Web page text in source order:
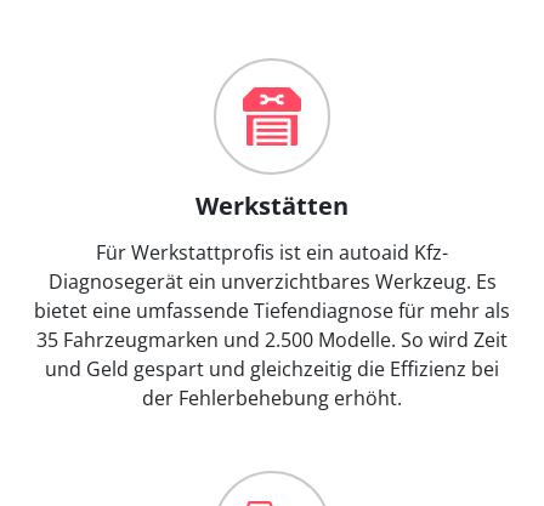
Werkstätten
Für Werkstattprofis ist ein autoaid Kfz-
Diagnosegerät ein unverzichtbares Werkzeug. Es
bietet eine umfassende Tiefendiagnose für mehr als
35 Fahrzeugmarken und 2.500 Modelle. So wird Zeit
und Geld gespart und gleichzeitig die Effizienz bei
der Fehlerbehebung erhöht.